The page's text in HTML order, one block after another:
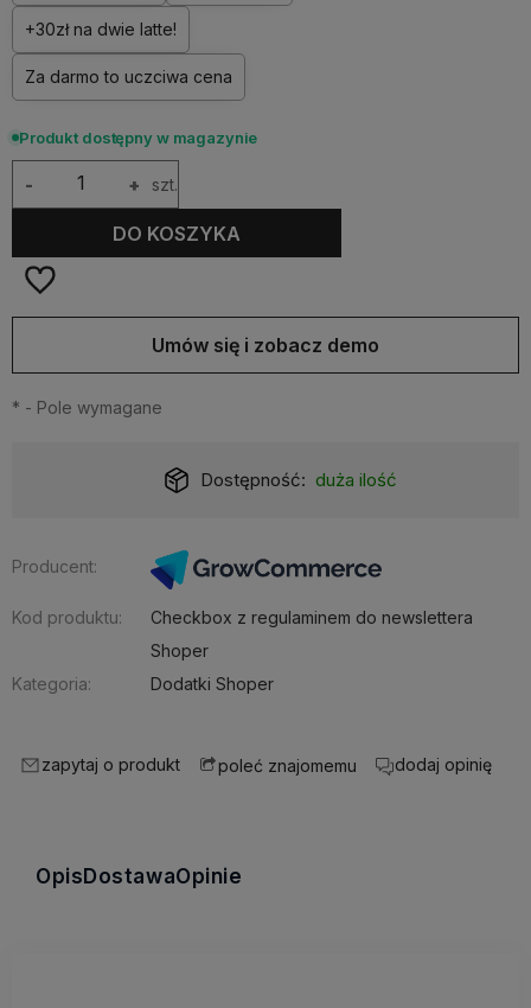
+30zł na dwie latte!
Za darmo to uczciwa cena
Produkt dostępny w magazynie
+
- szt.
DO KOSZYKA
Umów się i zobacz demo
* - Pole wymagane
Dostępność: duża ilość
Producent:
Kod produktu:
Checkbox z regulaminem do newslettera
Shoper
Kategoria:
Dodatki Shoper
zapytaj o produkt poleć znajomemu dodaj opinię
Opis DostawaOpinie